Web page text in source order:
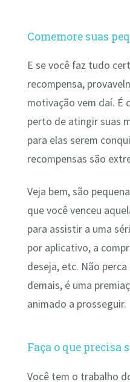
Comemore suas
E se você faz tudo
recompensa,
motivação vem daí. É
perto de atingir suas
para elas serem
recompensas são
Veja bem, são
que você venceu
para assistir a uma
por aplicativo, a
deseja, etc. Não
demais, é uma
animado a prosseguir.
Faça o que precisa
Você tem o trabalho